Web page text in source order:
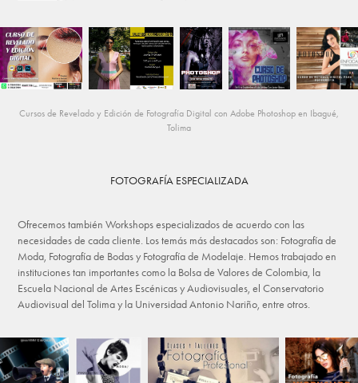
Cursos de Revelado y Edición de Fotografía Digital con Adobe Photoshop en Ibagué,
Tolima
FOTOGRAFÍA ESPECIALIZADA
Ofrecemos también Workshops especializados de acuerdo con las
necesidades de cada cliente. Los temás más destacados son: Fotografía de
Moda, Fotografía de Bodas y Fotografía de Modelaje. Hemos trabajado en
instituciones tan importantes como la Bolsa de Valores de Colombia, la
Escuela Nacional de Artes Escénicas y Audiovisuales, el Conservatorio
Audiovisual del Tolima y la Universidad Antonio Nariño, entre otros.